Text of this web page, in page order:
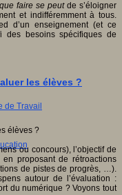
de Travail
faire se peutde s’éloigner
et indifféremment à tous.
d’un enseignement (et ce
besoins spécifiques de
les élèves ?
ou concours), l’objectif de
proposant de rétroactions
de pistes de progrès, …).
autour de l’évaluation :
du numérique ? Voyons tout